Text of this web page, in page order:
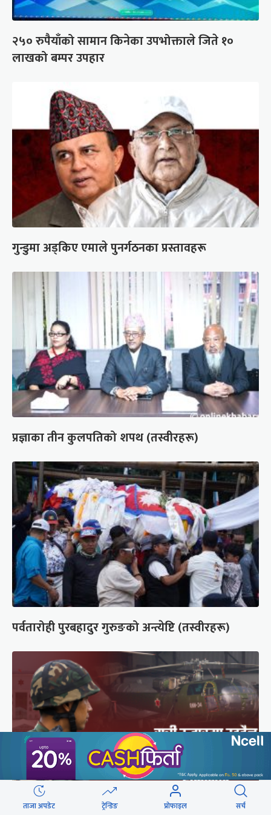
२५० रुपैयाँको सामान किनेका उपभोक्ताले जिते १०
लाखको बम्पर उपहार
गुन्डुमा अड्किए एमाले पुनर्गठनका प्रस्तावहरू
प्रज्ञाका तीन कुलपतिको शपथ (तस्वीरहरू)
पर्वतारोही पुरबहादुर गुरुङको अन्त्येष्टि (तस्वीरहरू)
ताजा अपडेट ट्रेन्डिङ प्रोफाइल सर्च